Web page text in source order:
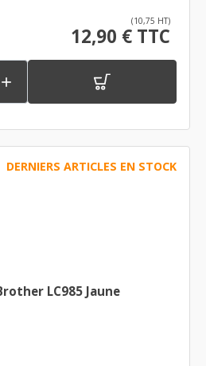
(10,75 HT)
12,90 € TTC

DERNIERS ARTICLES EN STOCK
LC985 Jaune